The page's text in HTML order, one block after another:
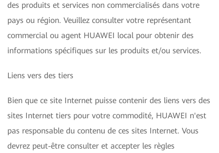
des produits et services non commercialisés dans votre
pays ou région. Veuillez consulter votre représentant
commercial ou agent HUAWEI local pour obtenir des
informations spécifiques sur les produits et/ou services.
Liens vers des tiers
Bien que ce site Internet puisse contenir des liens vers des
sites Internet tiers pour votre commodité, HUAWEI n'est
pas responsable du contenu de ces sites Internet. Vous
devrez peut-être consulter et accepter les règles